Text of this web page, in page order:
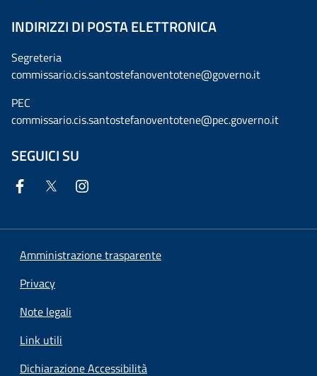
INDIRIZZI DI POSTA ELETTRONICA
Segreteria
commissario.cis.santostefanoventotene@governo.it
PEC
commissario.cis.santostefanoventotene@pec.governo.it
SEGUICI SU
Amministrazione trasparente
Privacy
Note legali
Link utili
Dichiarazione Accessibilità